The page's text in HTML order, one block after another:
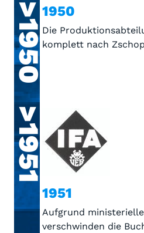
>19501950
Die
komplett nach
>1951
1951
Aufgrund
verschwinden die